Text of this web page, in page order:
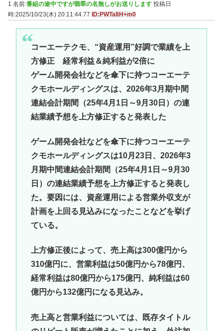
1 名前:番組の途中ですが翡翠の名無しがお送りします 投稿日
時:2025/10/23(木) 20:11:44.77
ID:PWTa8H+m0
コーエーテクモ、“資産運用”好調で業績を上
方修正 経常利益＆純利益が2倍に
ゲーム開発会社などを傘下に持つコーエーテ
クモホールディングスは、2026年3月期中間
連結会計期間（25年4月1日～9月30日）の連
結業績予想を上方修正すると発表した
ゲーム開発会社などを傘下に持つコーエーテ
クモホールディングスは10月23日、2026年3
月期中間連結会計期間（25年4月1日～9月30
日）の連結業績予想を上方修正すると発表し
た。要因には、資産運用による営業外収支が
計画を上回る見込みになったことなどを挙げ
ている。
上方修正後によって、売上高は300億円から
310億円に、営業利益は50億円から78億円、
経常利益は80億円から175億円、純利益は60
億円から132億円になる見込み。
売上高と営業利益については、既存タイトル